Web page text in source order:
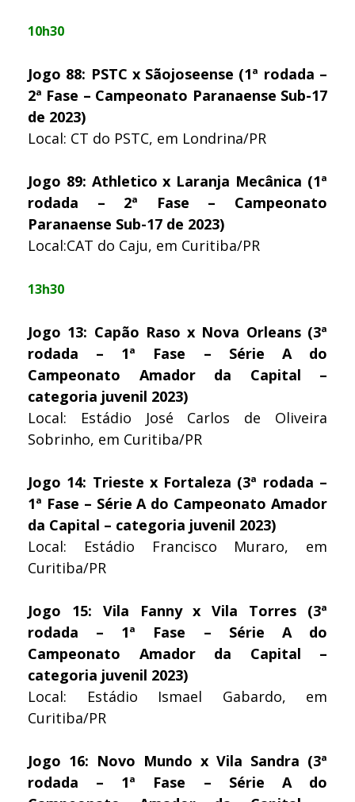
10h30
Jogo 88: PSTC x Sãojoseense (1ª rodada –
2ª Fase – Campeonato Paranaense Sub-17
de 2023)
Local: CT do PSTC, em Londrina/PR
Jogo 89: Athletico x Laranja Mecânica (1ª
rodada – 2ª Fase – Campeonato
Paranaense Sub-17 de 2023)
Local:CAT do Caju, em Curitiba/PR
13h30
Jogo 13: Capão Raso x Nova Orleans (3ª
rodada – 1ª Fase – Série A do
Campeonato Amador da Capital –
categoria juvenil 2023)
Local: Estádio José Carlos de Oliveira
Sobrinho, em Curitiba/PR
Jogo 14: Trieste x Fortaleza (3ª rodada –
1ª Fase – Série A do Campeonato Amador
da Capital – categoria juvenil 2023)
Local: Estádio Francisco Muraro, em
Curitiba/PR
Jogo 15: Vila Fanny x Vila Torres (3ª
rodada – 1ª Fase – Série A do
Campeonato Amador da Capital –
categoria juvenil 2023)
Local: Estádio Ismael Gabardo, em
Curitiba/PR
Jogo 16: Novo Mundo x Vila Sandra (3ª
rodada – 1ª Fase – Série A do